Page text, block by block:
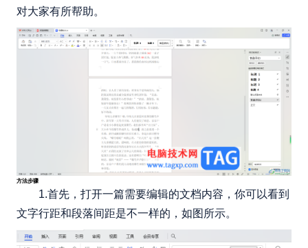
对大家有所帮助。
方法步骤
1.首先，打开一篇需要编辑的文档内容，你可以看到
文字行距和段落间距是不一样的，如图所示。